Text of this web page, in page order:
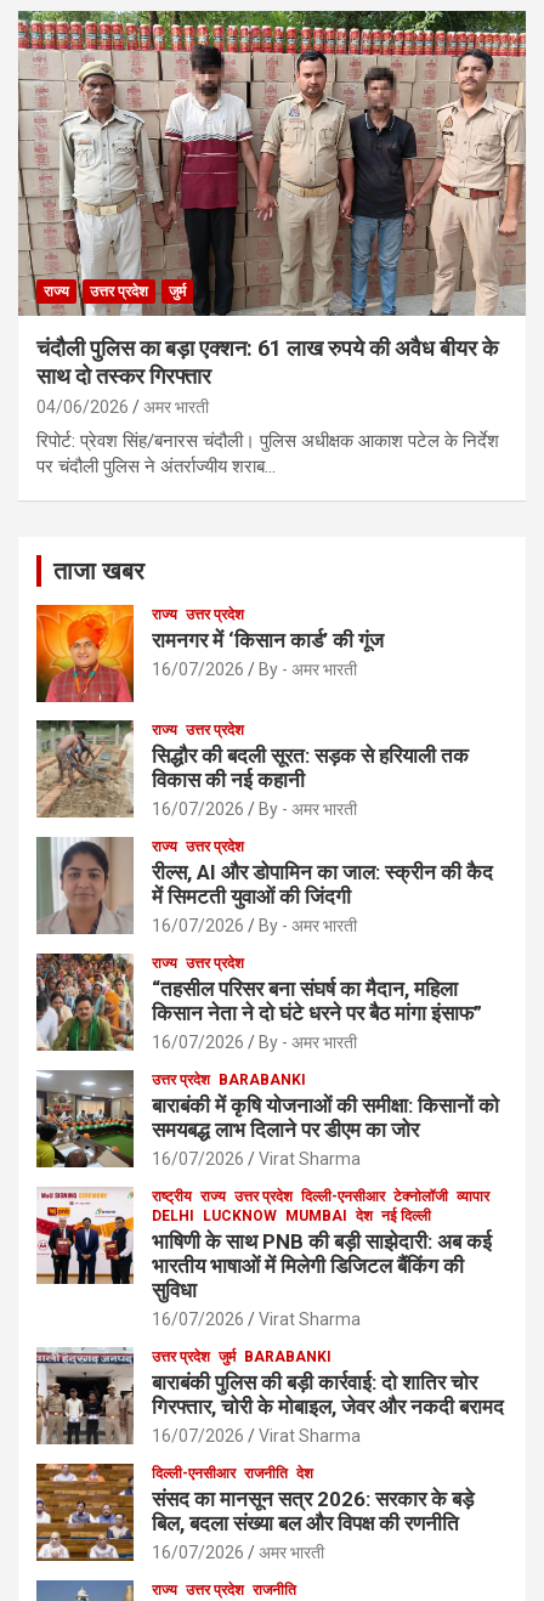
राज्य उत्तर प्रदेश जुर्म
चंदौली पुलिस का बड़ा एक्शन: 61 लाख रुपये की अवैध बीयर के
साथ दो तस्कर गिरफ्तार
04/06/2026 अमर भारती
रिपोर्ट: प्रेवश सिंह/बनारस चंदौली। पुलिस अधीक्षक आकाश पटेल के निर्देश
पर चंदौली पुलिस ने अंतर्राज्यीय शराब…
ताजा खबर
राज्य उत्तर प्रदेश
रामनगर में ‘किसान कार्ड’ की गूंज
16/07/2026 By - अमर भारती
राज्य उत्तर प्रदेश
सिद्धौर की बदली सूरत: सड़क से हरियाली तक
विकास की नई कहानी
16/07/2026 By - अमर भारती
राज्य उत्तर प्रदेश
रील्स, AI और डोपामिन का जाल: स्क्रीन की कैद
में सिमटती युवाओं की जिंदगी
16/07/2026 By - अमर भारती
राज्य उत्तर प्रदेश
“तहसील परिसर बना संघर्ष का मैदान, महिला
किसान नेता ने दो घंटे धरने पर बैठ मांगा इंसाफ”
16/07/2026 By - अमर भारती
उत्तर प्रदेश BARABANKI
बाराबंकी में कृषि योजनाओं की समीक्षा: किसानों को
समयबद्ध लाभ दिलाने पर डीएम का जोर
16/07/2026 Virat Sharma
राष्ट्रीय राज्य उत्तर प्रदेश दिल्ली-एनसीआर टेक्नोलॉजी व्यापार
DELHI
LUCKNOW MUMBAI देश नई दिल्ली
भाषिणी के साथ PNB की बड़ी साझेदारी: अब कई
भारतीय भाषाओं में मिलेगी डिजिटल बैंकिंग की
सुविधा
16/07/2026 Virat Sharma
उत्तर प्रदेश जुर्म BARABANKI
बाराबंकी पुलिस की बड़ी कार्रवाई: दो शातिर चोर
गिरफ्तार, चोरी के मोबाइल, जेवर और नकदी बरामद
16/07/2026 Virat Sharma
दिल्ली-एनसीआर राजनीति देश
संसद का मानसून सत्र 2026: सरकार के बड़े
बिल, बदला संख्या बल और विपक्ष की रणनीति
16/07/2026 अमर भारती
राज्य उत्तर प्रदेश राजनीति